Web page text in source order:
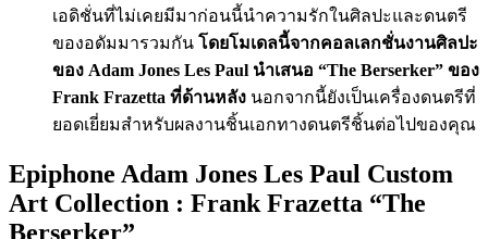
เอดิชั่นที่ไม่เคยมีมาก่อนนี้นำความรักในศิลปะและดนตรี
ของอดัมมารวมกัน โดยโมเดลนี้จากคอลเลกชั่นงานศิลปะ
ของ Adam Jones Les Paul นำเสนอ “The Berserker” ของ
Frank Frazetta ที่ด้านหลัง นอกจากนี้ยังเป็นเครื่องดนตรีที่
ยอดเยี่ยมสำหรับผลงานชิ้นเอกทางดนตรีชิ้นต่อไปของคุณ
Epiphone Adam Jones Les Paul Custom
Art Collection : Frank Frazetta “The
Berserker”